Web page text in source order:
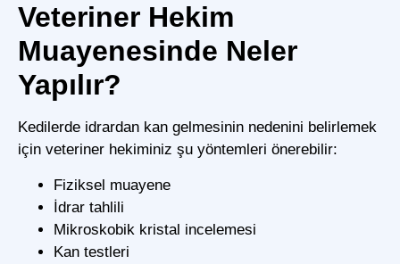
Veteriner Hekim
Muayenesinde Neler
Yapılır?
Kedilerde idrardan kan gelmesinin nedenini belirlemek
için veteriner hekiminiz şu yöntemleri önerebilir:
Fiziksel muayene
İdrar tahlili
Mikroskobik kristal incelemesi
Kan testleri